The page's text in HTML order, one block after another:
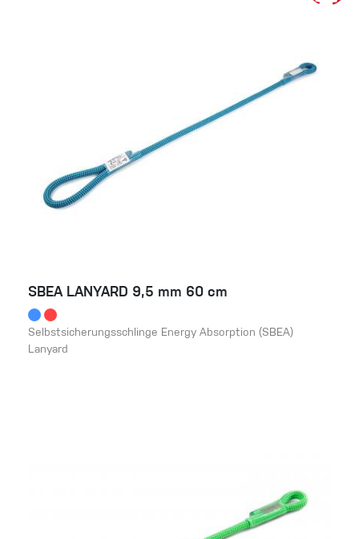
SBEA LANYARD 9,5 mm 60 cm
Selbstsicherungsschlinge Energy Absorption (SBEA)
Lanyard